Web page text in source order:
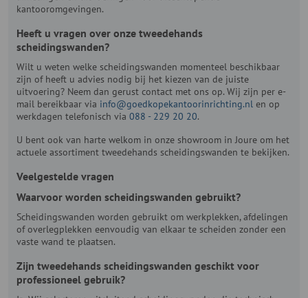
kantooromgevingen.
Heeft u vragen over onze tweedehands
scheidingswanden?
Wilt u weten welke scheidingswanden momenteel beschikbaar
zijn of heeft u advies nodig bij het kiezen van de juiste
uitvoering? Neem dan gerust contact met ons op. Wij zijn per e-
mail bereikbaar via info@goedkopekantoorinrichting.nl en op
werkdagen telefonisch via 088 - 229 20 20.
U bent ook van harte welkom in onze showroom in Joure om het
actuele assortiment tweedehands scheidingswanden te bekijken.
Veelgestelde vragen
Waarvoor worden scheidingswanden gebruikt?
Scheidingswanden worden gebruikt om werkplekken, afdelingen
of overlegplekken eenvoudig van elkaar te scheiden zonder een
vaste wand te plaatsen.
Zijn tweedehands scheidingswanden geschikt voor
professioneel gebruik?